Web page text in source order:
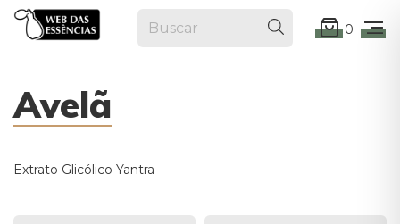
0
Avelã
Extrato Glicólico Yantra